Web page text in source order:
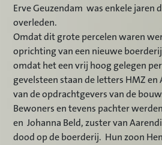
Erve Geuzendam was enkele jaren
overleden.
Omdat dit grote percelen waren
oprichting van een nieuwe boerderij
omdat het een vrij hoog gelegen
gevelsteen staan de letters HMZ en
van de opdrachtgevers van de
Bewoners en tevens pachter
en Johanna Beld, zuster van
dood op de boerderij. Hun zoon